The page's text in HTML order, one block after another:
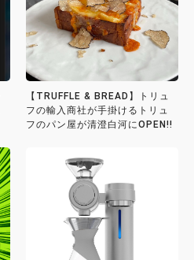
【TRUFFLE & BREAD】トリュ
フの輸入商社が手掛けるトリュ
フのパン屋が清澄白河にOPEN!!